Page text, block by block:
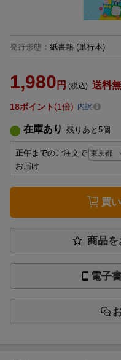
発行形態 ： 紙書籍 (単行本)
1,980 円 (税込) 送料
18ポイント 1倍 内訳
在庫あり 残りあと 5個
正午までのご注文で
お届け
買
商品を
電子